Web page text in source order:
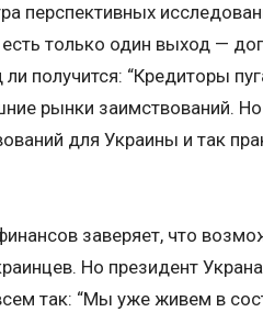
перспективных
только один выход —
получится: “Кредиторы
рынки заимствований. Но
для Украины и так
заверяет, что
Но президент
так: “Мы уже живем в